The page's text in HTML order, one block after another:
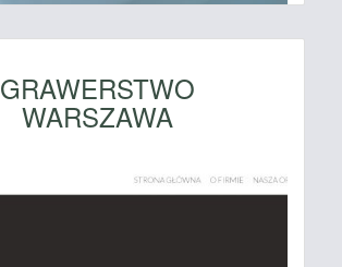
GRAWERSTWO
WARSZAWA